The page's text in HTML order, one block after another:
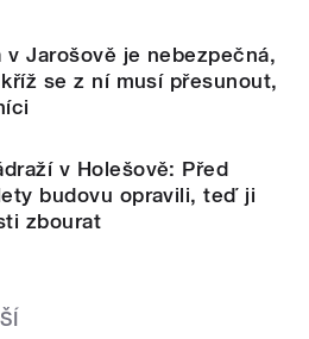
v Jarošově je nebezpečná,
se z ní musí přesunout,
v Holešově: Před
budovu opravili, teď ji
zbourat